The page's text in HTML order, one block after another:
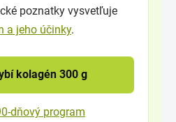
poznatky vysvetľuje
a jeho účinky.
kolagén 300 g
dňový program